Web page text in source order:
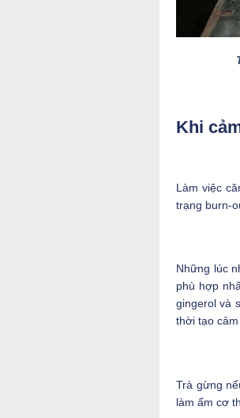
Khi
Làm việc
trạng burn-
Những lúc
phù hợp
gingerol và
thời tạo
Trà gừng
làm ấm cơ